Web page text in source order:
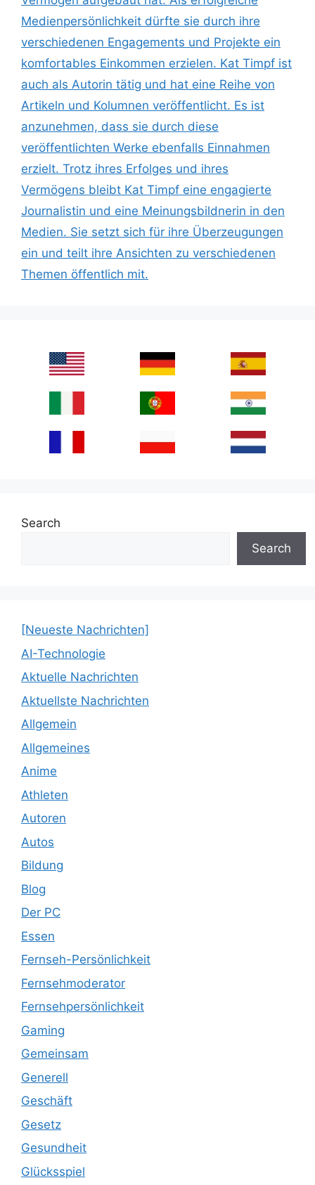
Medienpersönlichkeit dürfte sie durch ihre
verschiedenen Engagements und Projekte ein
komfortables Einkommen erzielen. Kat Timpf ist
auch als Autorin tätig und hat eine Reihe von
Artikeln und Kolumnen veröffentlicht. Es ist
anzunehmen, dass sie durch diese
veröffentlichten Werke ebenfalls Einnahmen
erzielt. Trotz ihres Erfolges und ihres
Vermögens bleibt Kat Timpf eine engagierte
Journalistin und eine Meinungsbildnerin in den
Medien. Sie setzt sich für ihre Überzeugungen
ein und teilt ihre Ansichten zu verschiedenen
Themen öffentlich mit.
Search
Search
[Neueste Nachrichten]
AI-Technologie
Aktuelle Nachrichten
Aktuellste Nachrichten
Allgemein
Allgemeines
Anime
Athleten
Autoren
Autos
Bildung
Blog
Der PC
Essen
Fernseh-Persönlichkeit
Fernsehmoderator
Fernsehpersönlichkeit
Gaming
Gemeinsam
Generell
Geschäft
Gesetz
Gesundheit
Glücksspiel